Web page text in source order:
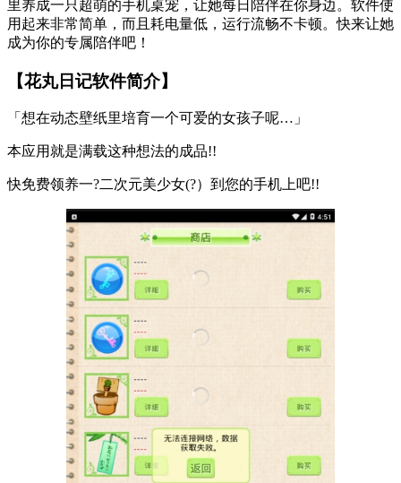
里养成一只超萌的手机桌宠，让她每日陪伴在你身边。软件使
用起来非常简单，而且耗电量低，运行流畅不卡顿。快来让她
成为你的专属陪伴吧！
【花丸日记软件简介】
「想在动态壁纸里培育一个可爱的女孩子呢…」
本应用就是满载这种想法的成品!!
快免费领养一?二次元美少女(?）到您的手机上吧!!